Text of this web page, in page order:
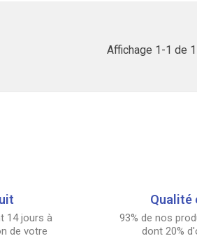
Affichage 1-1 de
14 jours à
de votre
Qualité
93% de nos
dont 20%